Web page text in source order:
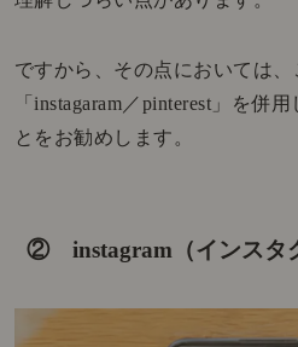
ですから、その点においては
「instagaram／pinterest」を併
とをお勧めします。
② instagram（インスタ